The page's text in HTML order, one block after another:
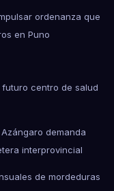
ordenanza que
en Puno
centro de salud
demanda
interprovincial
de mordeduras